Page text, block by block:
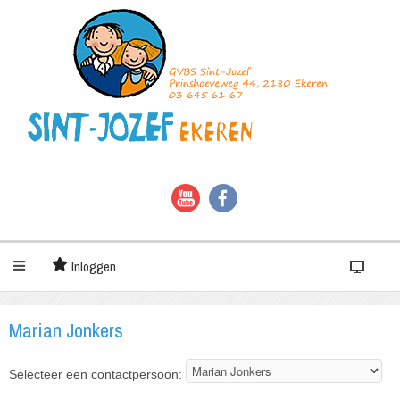
Inloggen
Marian Jonkers
Selecteer een contactpersoon: